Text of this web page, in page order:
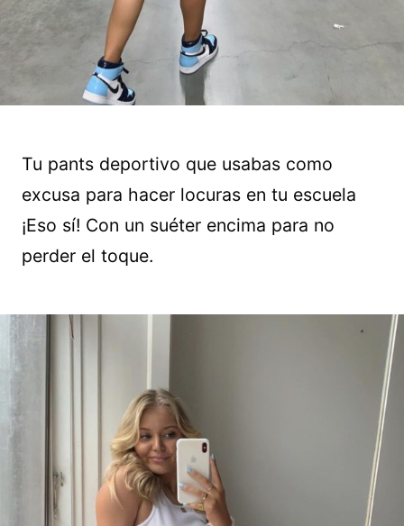
Tu pants deportivo que usabas como
excusa para hacer locuras en tu escuela
¡Eso sí! Con un suéter encima para no
perder el toque.